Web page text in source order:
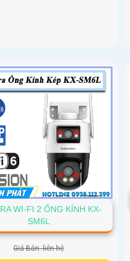
WI-FI 2 ỐNG KÍNH KX-
SM6L
Giá Bán: liên hệ